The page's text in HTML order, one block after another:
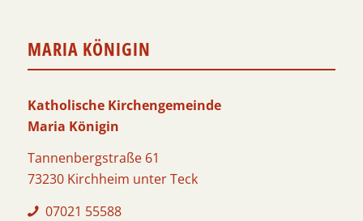
MARIA KÖNIGIN
Katholische Kirchengemeinde
Maria Königin
Tannenbergstraße 61
73230 Kirchheim unter Teck
07021 55588